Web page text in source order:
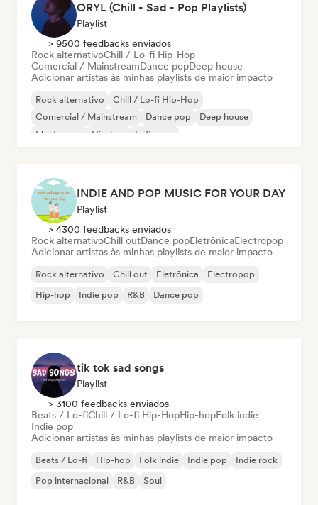
ORYL (Chill - Sad - Pop Playlists)
Playlist
> 9500 feedbacks enviados
Rock alternativoChill / Lo-fi Hip-Hop
Comercial / MainstreamDance popDeep house
Adicionar artistas às minhas playlists de maior impacto
Rock alternativo
Chill / Lo-fi Hip-Hop
Comercial / Mainstream
Dance pop
Deep house
Electropop
Hip-hop Indie pop
INDIE AND POP MUSIC FOR YOUR DAY
Playlist
> 4300 feedbacks enviados
Rock alternativoChill outDance popEletrônicaElectropop
Adicionar artistas às minhas playlists de maior impacto
Rock alternativo Chill out Eletrônica
Electropop
Hip-hop
Indie pop R&B Dance pop
tik tok sad songs
Playlist
> 3100 feedbacks enviados
Beats / Lo-fiChill / Lo-fi Hip-HopHip-hopFolk indie
Indie pop
Adicionar artistas às minhas playlists de maior impacto
Beats / Lo-fi Hip-hop Folk indie Indie pop
Indie rock
Pop internacional
R&B Soul